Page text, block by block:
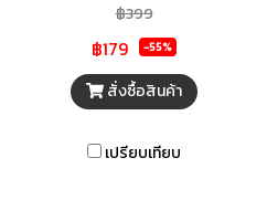
ถึง 3 ระดับ มาพร้อมเทคโนโลยี
แสงสีฟ้า ปรับผมชี้ฟูให้เรียบขึ้น
เพิ่มความเงางามให้กับเส้นผม รวม
ถึงไอออนลบ ที่ช่วยให้ผมนุ่มสลวย
ขนาดเล็กพกพาสะดวก จับสบาย
฿399
฿179 -55%
สั่งซื้อสินค้า
เปรียบเทียบ